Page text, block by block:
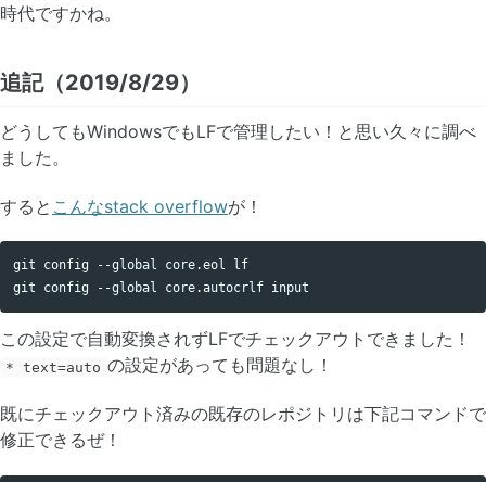
時代ですかね。
追記（2019/8/29）
どうしてもWindowsでもLFで管理したい！と思い久々に調べ
ました。
すると こんなstack overflowが！
git config --global core.eol lf
この設定で自動変換されずLFでチェックアウトできました！
* text=auto の設定があっても問題なし！
既にチェックアウト済みの既存のレポジトリは下記コマンドで
修正できるぜ！